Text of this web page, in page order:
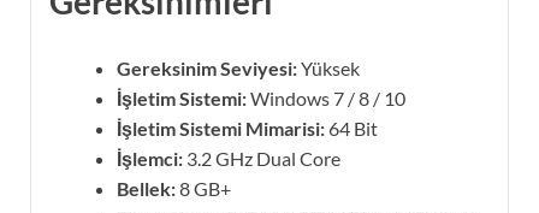
Gereksinim Seviyesi:Yüksek
İşletim Sistemi:Windows 7 / 8 / 10
İşletim Sistemi Mimarisi: 64 Bit
İşlemci: 3.2 GHz Dual Core
Bellek:8 GB+